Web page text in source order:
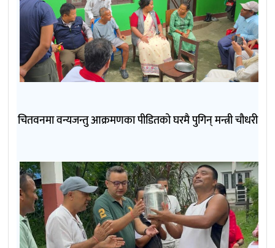
चितवनमा वन्यजन्तु आक्रमणका पीडितको घरमै पुगिन् मन्त्री चौधरी